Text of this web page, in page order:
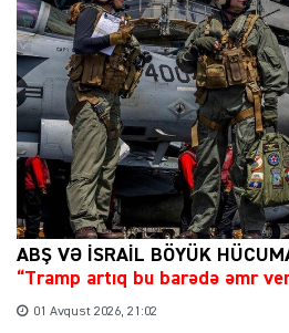
ABŞ VƏ İSRAİL BÖYÜK
“Tramp artıq bu barədə əmr
01 Avqust 2026, 21:02